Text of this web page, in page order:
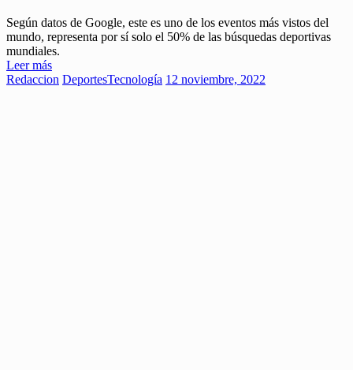
Según datos de Google, este es uno de los eventos más vistos del
mundo, representa por sí solo el 50% de las búsquedas deportivas
mundiales.
Leer más
Redaccion DeportesTecnología 12 noviembre, 2022